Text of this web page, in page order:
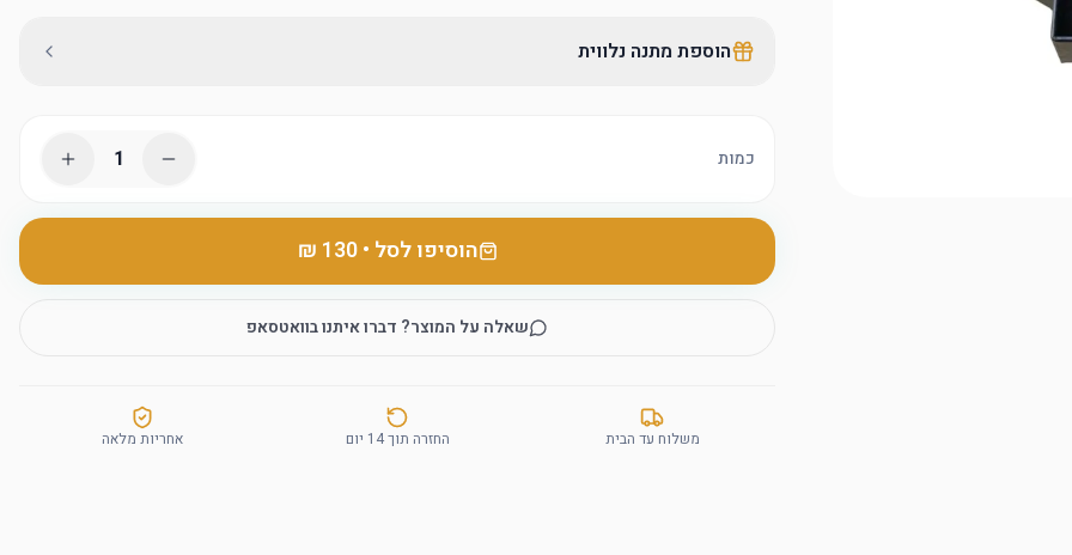
הוספת מתנה נלווית
כמות 1
הוסיפו לסל •
‏130 ₪
שאלה על המוצר? דברו איתנו בוואטסאפ
משלוח עד הבית החזרה תוך 14 יום אחריות מלאה